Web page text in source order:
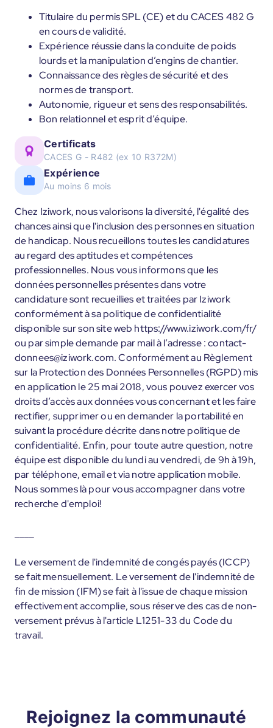
Titulaire du permis SPL (CE) et du CACES 482 G
en cours de validité.
Expérience réussie dans la conduite de poids
lourds et la manipulation d’engins de chantier.
Connaissance des règles de sécurité et des
normes de transport.
Autonomie, rigueur et sens des responsabilités.
Bon relationnel et esprit d’équipe.
Certificats
CACES G - R482 (ex 10 R372M)
Expérience
Au moins 6 mois
Chez Iziwork, nous valorisons la diversité, l'égalité des
chances ainsi que l'inclusion des personnes en situation
de handicap. Nous recueillons toutes les candidatures
au regard des aptitudes et compétences
professionnelles. Nous vous informons que les
données personnelles présentes dans votre
candidature sont recueillies et traitées par Iziwork
conformément à sa politique de confidentialité
disponible sur son site web https://www.iziwork.com/fr/
ou par simple demande par mail à l’adresse : contact-
donnees@iziwork.com. Conformément au Règlement
sur la Protection des Données Personnelles (RGPD) mis
en application le 25 mai 2018, vous pouvez exercer vos
droits d’accès aux données vous concernant et les faire
rectifier, supprimer ou en demander la portabilité en
suivant la procédure décrite dans notre politique de
confidentialité. Enfin, pour toute autre question, notre
équipe est disponible du lundi au vendredi, de 9h à 19h,
par téléphone, email et via notre application mobile.
Nous sommes là pour vous accompagner dans votre
recherche d'emploi!
Le versement de l'indemnité de congés payés (ICCP)
se fait mensuellement. Le versement de l'indemnité de
fin de mission (IFM) se fait à l'issue de chaque mission
effectivement accomplie, sous réserve des cas de non-
versement prévus à l'article L1251-33 du Code du
travail.
Rejoignez la communauté